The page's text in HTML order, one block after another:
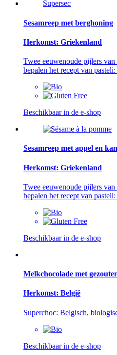
Sesamreep met berghoning
Herkomst: Griekenland
Twee eeuwenoude pijlers
bepalen het recept van
Beschikbaar in de e-shop
Sesamreep met appel en
Herkomst: Griekenland
Twee eeuwenoude pijlers
bepalen het recept van
Beschikbaar in de e-shop
Melkchocolade met
Herkomst: België
Superchoc: Belgisch,
Beschikbaar in de e-shop